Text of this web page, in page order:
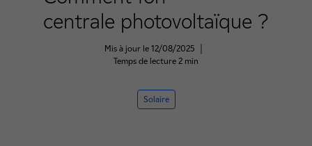
centrale photovoltaïque ?
Mis à jour le 12/08/2025
Temps de lecture 2 min
Solaire